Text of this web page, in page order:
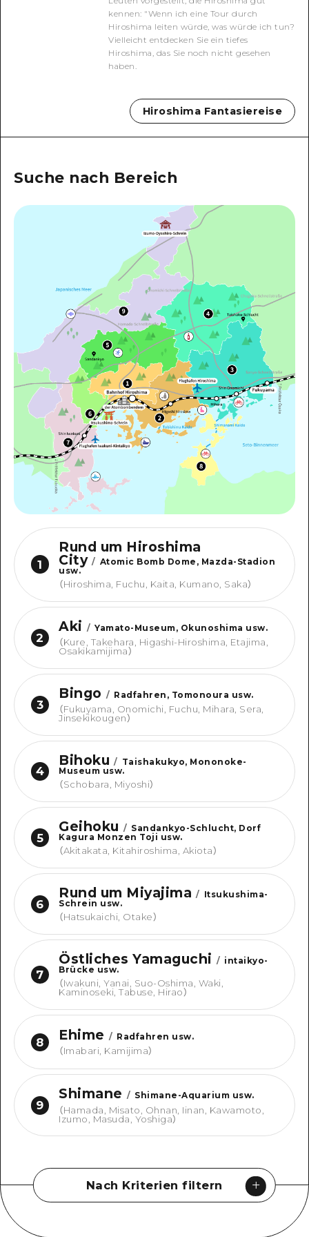
Ein freiwilliger Führer
Videos von Hiroshima
Foto-Download
kennen: "Wenn ich eine Tour durch
Hiroshima leiten würde, was würde ich tun?
Vielleicht entdecken Sie ein tiefes
Hiroshima, das Sie noch nicht gesehen
haben.
Hiroshima Fantasiereise
Suche nach Bereich
1
Rund um Hiroshima
City / Atomic Bomb Dome, Mazda-Stadion
usw.
（Hiroshima, Fuchu, Kaita, Kumano, Saka）
2
Aki / Yamato-Museum, Okunoshima usw.
（Kure, Takehara, Higashi-Hiroshima, Etajima,
Osakikamijima）
3
Bingo / Radfahren, Tomonoura usw.
（Fukuyama, Onomichi, Fuchu, Mihara, Sera,
Jinsekikougen）
4
Bihoku / Taishakukyo, Mononoke-
Museum usw.
（Schobara, Miyoshi）
5
Geihoku / Sandankyo-Schlucht, Dorf
Kagura Monzen Toji usw.
（Akitakata, Kitahiroshima, Akiota）
6
Rund um Miyajima / Itsukushima-
Schrein usw.
（Hatsukaichi, Otake）
7
Östliches Yamaguchi / intaikyo-
Brücke usw.
（Iwakuni, Yanai, Suo-Oshima, Waki,
Kaminoseki, Tabuse, Hirao）
8 Ehime / Radfahren usw.
（Imabari, Kamijima）
9
Shimane / Shimane-Aquarium usw.
（Hamada, Misato, Ohnan, Iinan, Kawamoto,
Izumo, Masuda, Yoshiga）
Nach Kriterien filtern